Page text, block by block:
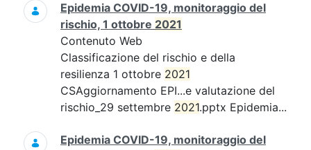
Epidemia COVID-19, monitoraggio del
rischio, 1 ottobre 2021
Contenuto Web
Classificazione del rischio e della
resilienza 1 ottobre 2021
CSAggiornamento EPI...e valutazione del
rischio_29 settembre 2021.pptx Epidemia...
Epidemia COVID-19, monitoraggio del